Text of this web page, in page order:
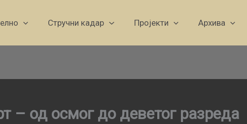
Стручни кадар Пројекти Архива
– од осмог до деветог разреда